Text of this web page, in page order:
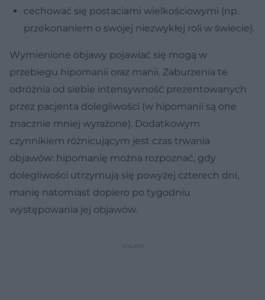
cechować się postaciami wielkościowymi (np.
przekonaniem o swojej niezwykłej roli w świecie).
Wymienione objawy pojawiać się mogą w
przebiegu hipomanii oraz manii. Zaburzenia te
odróżnia od siebie intensywność prezentowanych
przez pacjenta dolegliwości (w hipomanii są one
znacznie mniej wyrażone). Dodatkowym
czynnikiem różnicującym jest czas trwania
objawów: hipomanię można rozpoznać, gdy
dolegliwości utrzymują się powyżej czterech dni,
manię natomiast dopiero po tygodniu
występowania jej objawów.